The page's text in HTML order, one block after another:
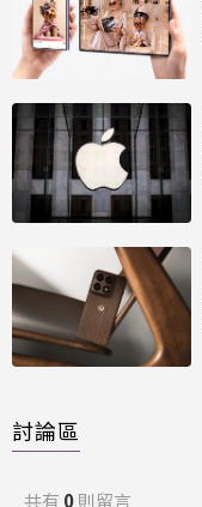
討論區
共有 0則留言